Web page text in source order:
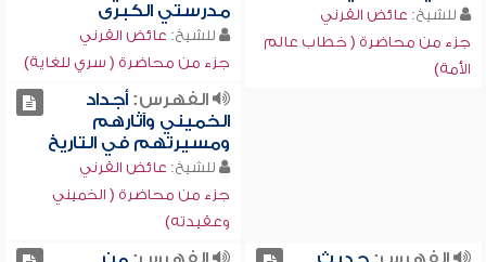
للشيخ: عائض القرني
جزء من محاضرة ( خطاب عالم
الأمة)
مدرستي الكبرى
للشيخ: عائض القرني
جزء من محاضرة ( سري للغاية)
الفهرس:أجداد
الخميني وآثارهم
ومسيرتهم في التاريخ
للشيخ: عائض القرني
جزء من محاضرة ( الخميني
وعقيدته)